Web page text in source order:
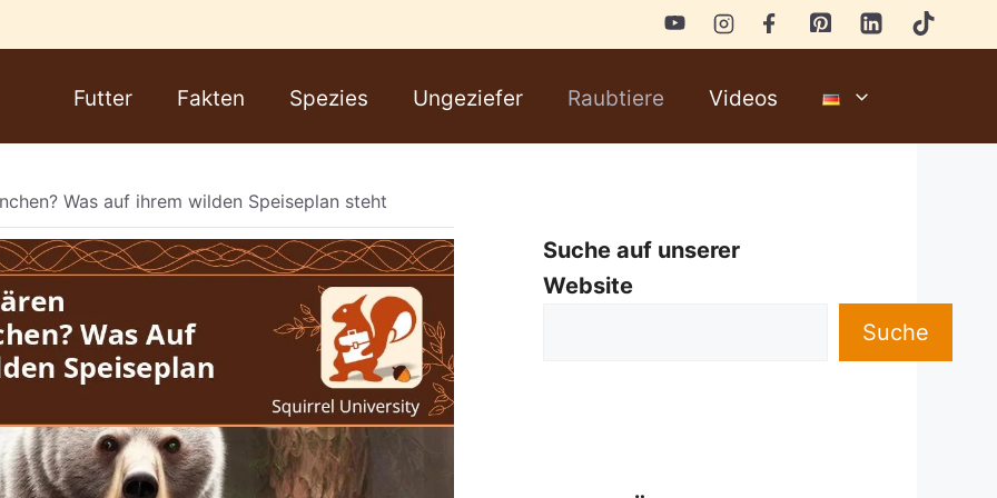
Futter Fakten Spezies Ungeziefer Raubtiere Videos
Was auf ihrem wilden Speiseplan steht
Suche auf unserer
Website
Suche